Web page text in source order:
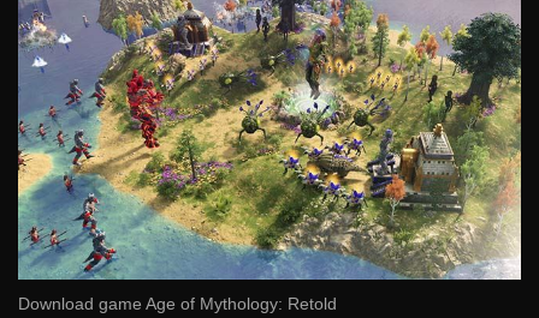
Download game Age of Mythology: Retold